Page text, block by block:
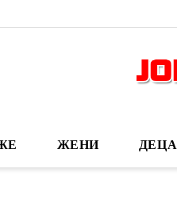
ЖЕНИ ДЕЦА